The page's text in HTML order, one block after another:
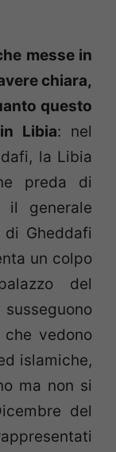
messe in
chiara,
questo
Libia: nel
la Libia
preda di
il generale
Gheddafi
un colpo
del
vedono
islamiche,
ma non si
del